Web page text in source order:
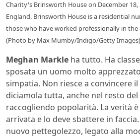
Charity's Brinsworth House on December 18,
England. Brinsworth House is a residential
those who have worked professionally in
(Photo by Max Mumby/Indigo/Getty Images)
Meghan Markle ha tutto. Ha
sposata un uomo molto
simpatia. Non riesce a convincere
diciamola tutta, anche nel resto
raccogliendo popolarità. La verità è
arrivata e lo deve sbattere in
nuovo pettegolezzo, legato alla